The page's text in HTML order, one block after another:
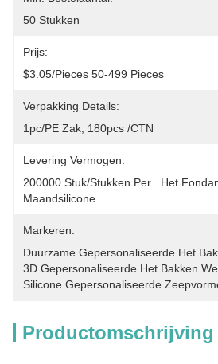
50 Stukken
Prijs:
$3.05/pieces 50-499 Pieces
Verpakking Details:
1pc/PE Zak; 180pcs /CTN
Levering Vermogen:
200000 Stuk/Stukken Per   Het
Maandsilicone
Markeren:
Duurzame Gepersonaliseerde Het
3D Gepersonaliseerde Het Bakken
Silicone Gepersonaliseerde
Productomschrijving